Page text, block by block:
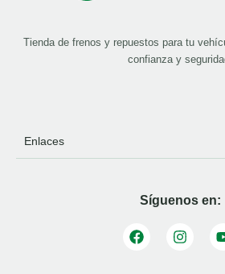
Tienda de frenos y repuestos para tu
confianza y
Enlaces
Síguenos en: